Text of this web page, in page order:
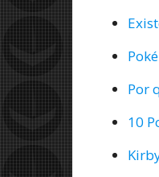
Por
10